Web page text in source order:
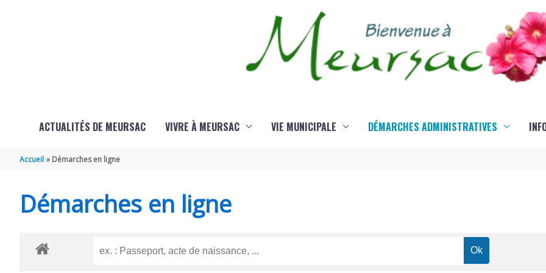
ACTUALITÉS DE MEURSAC VIVRE À MEURSAC VIE MUNICIPALE DÉMARCHES ADMINISTRATIVES
Accueil Démarches en ligne
Démarches en ligne